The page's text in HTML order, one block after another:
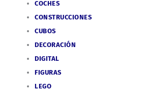
COCHES
CONSTRUCCIONES
CUBOS
DECORACIÓN
DIGITAL
FIGURAS
LEGO